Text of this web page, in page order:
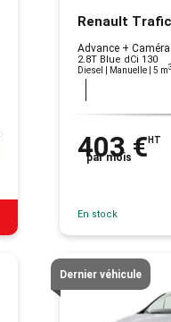
Renault
Advance + Caméra
2.8T Blue dCi 130
Diesel | Manuelle | 5 m3
403 € HT
par mois
En stock
Dernier véhicule